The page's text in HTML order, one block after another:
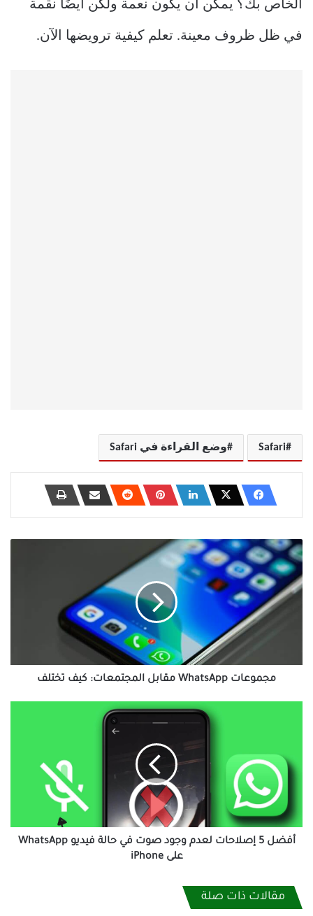
الخاص بك؟ يمكن أن يكون نعمة ولكن أيضًا نقمة
في ظل ظروف معينة. تعلم كيفية ترويضها الآن.
Safari وضع القراءة في Safari
مجموعات
WhatsApp
مقابل
المجتمعات:
مجموعات WhatsApp مقابل المجتمعات: كيف تختلف
وجود
صوت
فيديو
WhatsApp
أفضل 5 إصلاحات لعدم وجود صوت في حالة فيديو WhatsApp
على iPhone
مقالات ذات صلة